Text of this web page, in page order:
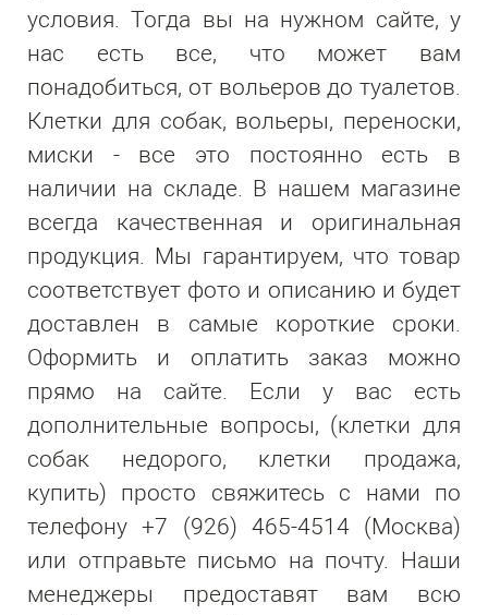
условия. Тогда вы на нужном сайте, у
нас есть все, что может вам
понадобиться, от вольеров до туалетов.
Клетки для собак, вольеры, переноски,
миски - все это постоянно есть в
наличии на складе. В нашем магазине
всегда качественная и оригинальная
продукция. Мы гарантируем, что товар
соответствует фото и описанию и будет
доставлен в самые короткие сроки.
Оформить и оплатить заказ можно
прямо на сайте. Если у вас есть
дополнительные вопросы, (клетки для
собак недорого, клетки продажа,
купить) просто свяжитесь с нами по
телефону +7 (926) 465-4514 (Москва)
или отправьте письмо на почту. Наши
менеджеры предоставят вам всю